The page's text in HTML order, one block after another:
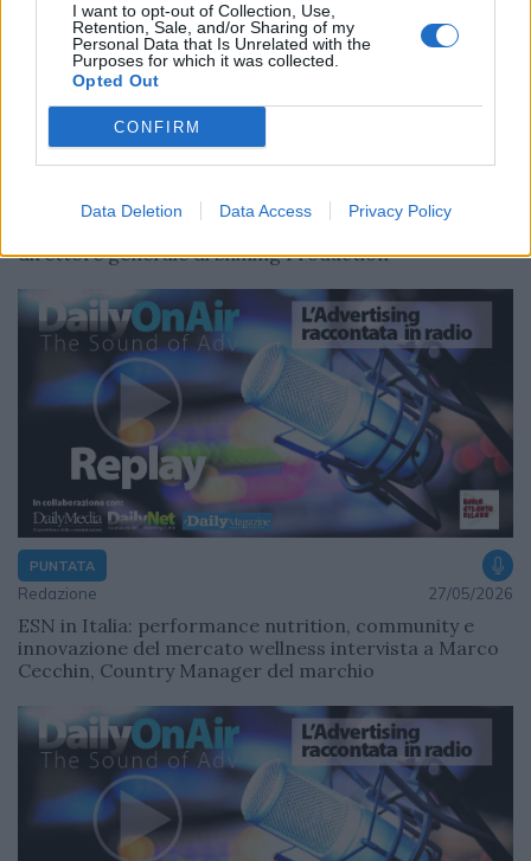
I want to opt-out of Collection, Use,
Retention, Sale, and/or Sharing of my
Personal Data that Is Unrelated with the
Purposes for which it was collected.
Opted Out
CONFIRM
Data Deletion Data Access Privacy Policy
PUNTATA
Festival e live entertainment: la nuova geografia tra
direttore generale di Shining Production
PUNTATA
Redazione 27/05/2026
ESN in Italia: performance nutrition, community e
innovazione del mercato wellness intervista a Marco
Cecchin, Country Manager del marchio